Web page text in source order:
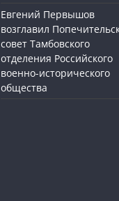
Евгений Первышов
возглавил
совет Тамбовского
отделения Российского
военно-исторического
общества